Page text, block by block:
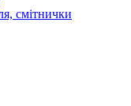
смітнички